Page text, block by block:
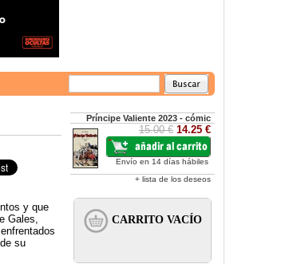
y que
Gales,
su
Príncipe Valiente 2023 - cómic
15.00 € 14.25 €
Envío en 14 días hábiles
+ lista de los deseos